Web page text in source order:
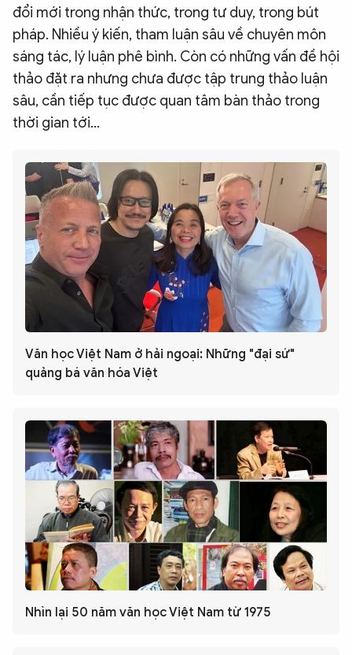
đổi mới trong nhận thức, trong tư duy, trong bút
pháp. Nhiều ý kiến, tham luận sâu về chuyên môn
sáng tác, lý luận phê bình. Còn có những vấn đề hội
thảo đặt ra nhưng chưa được tập trung thảo luận
sâu, cần tiếp tục được quan tâm bàn thảo trong
thời gian tới...
Văn học Việt Nam ở hải ngoại: Những "đại sứ"
quảng bá văn hóa Việt
Nhìn lại 50 năm văn học Việt Nam từ 1975